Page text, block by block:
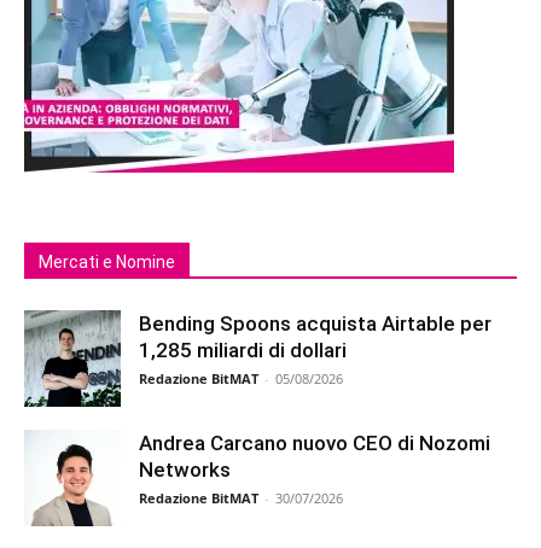
Mercati e Nomine
Bending Spoons acquista Airtable per
1,285 miliardi di dollari
Redazione BitMAT - 05/08/2026
Andrea Carcano nuovo CEO di Nozomi
Networks
Redazione BitMAT - 30/07/2026